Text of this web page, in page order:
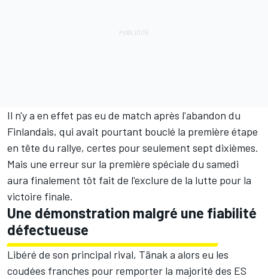
Il n'y a en effet pas eu de match après l'abandon du
Finlandais, qui avait pourtant bouclé la première étape
en tête du rallye, certes pour seulement sept dixièmes.
Mais une erreur sur la première spéciale du samedi
aura finalement tôt fait de l'exclure de la lutte pour la
victoire finale.
Une démonstration malgré une fiabilité
défectueuse
Libéré de son principal rival, Tänak a alors eu les
coudées franches pour remporter la majorité des ES